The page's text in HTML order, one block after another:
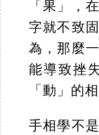
「果」，
字就不致
為，那麼
能導致挫
「動」的
手相學不